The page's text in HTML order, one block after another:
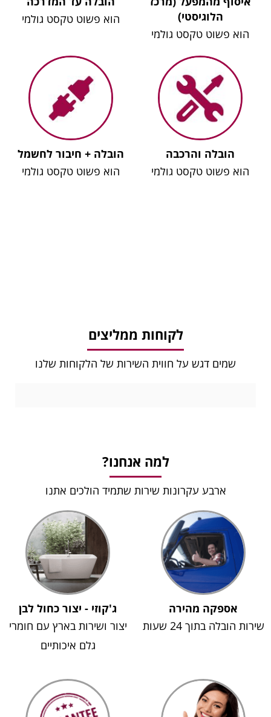
הלוגיסטי)
הוא פשוט טקסט גולמי
הוא פשוט טקסט גולמי
הובלה והרכבה
הוא פשוט טקסט גולמי
הובלה + חיבור לחשמל
הוא פשוט טקסט גולמי
לקוחות ממליצים
שמים דגש על חווית השירות של הלקוחות שלנו
למה אנחנו?
ארבע עקרונות שירות שתמיד הולכים אתנו
אספקה מהירה
שירות הובלה בתוך 24 שעות
ג'קוזי - יצור כחול לבן
יצור ושירות בארץ עם חומרי
גלם איכותיים